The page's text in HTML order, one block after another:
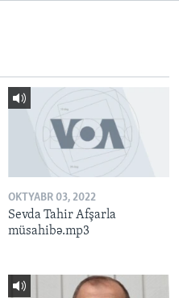
OKTYABR 03, 2022
Sevda Tahir Afşarla
müsahibə.mp3